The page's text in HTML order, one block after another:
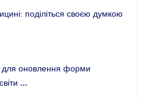
поділіться своєю думкою
для оновлення форми